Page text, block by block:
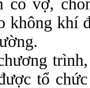
có vợ,
không khí
tổ